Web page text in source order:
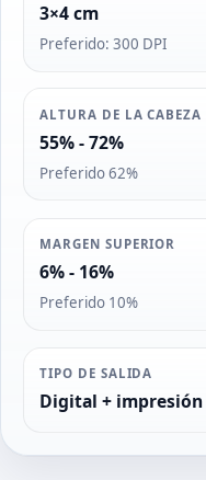
3×4 cm
Preferido: 300 DPI
ALTURA DE LA CABEZA
55% - 72%
Preferido 62%
MARGEN SUPERIOR
6% - 16%
Preferido 10%
TIPO DE SALIDA
Digital + impresión